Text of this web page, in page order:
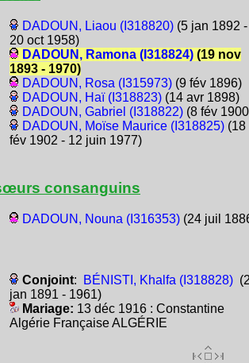
DADOUN, Liaou (I318820)(5 jan 1892 -
20 oct 1958)
DADOUN, Ramona (I318824)(19 nov
1893 - 1970)
DADOUN, Rosa (I315973)(9 fév 1896)
DADOUN, Haï (I318823)(14 avr 1898)
DADOUN, Gabriel (I318822)(8 fév
DADOUN, Moïse Maurice (I318825)(18
fév 1902 - 12 juin 1977)
consanguins
DADOUN, Nouna (I316353)(24 juil
Conjoint: BÉNISTI, Khalfa (I318828)
jan 1891 - 1961)
Mariage: 13 déc 1916 : Constantine
Algérie Française ALGÉRIE